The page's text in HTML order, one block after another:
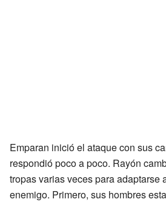
Emparan inició el ataque con sus
respondió poco a poco. Rayón
tropas varias veces para adaptarse
enemigo. Primero, sus hombres